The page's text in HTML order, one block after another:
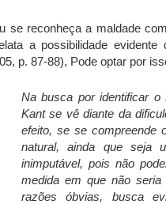
se reconheça a maldade
a possibilidade
p. 87-88), Pode optar por
Na busca por identificar o
Kant se vê diante da
efeito, se se compreende
natural, ainda que seja
inimputável, pois não
medida em que não
razões óbvias, busca